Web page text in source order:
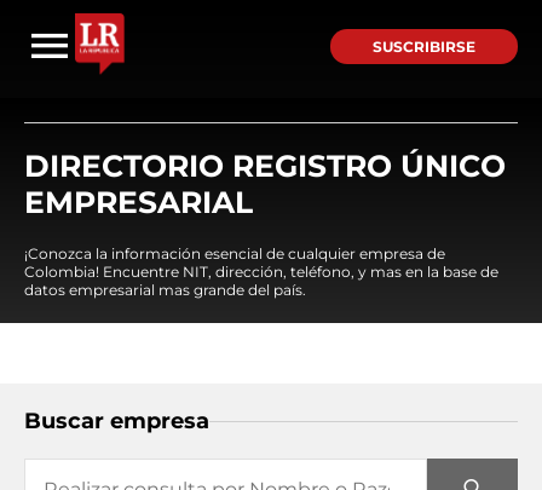
SUSCRIBIRSE
DIRECTORIO REGISTRO ÚNICO
EMPRESARIAL
¡Conozca la información esencial de cualquier empresa de
Colombia! Encuentre NIT, dirección, teléfono, y mas en la base de
datos empresarial mas grande del país.
Buscar empresa